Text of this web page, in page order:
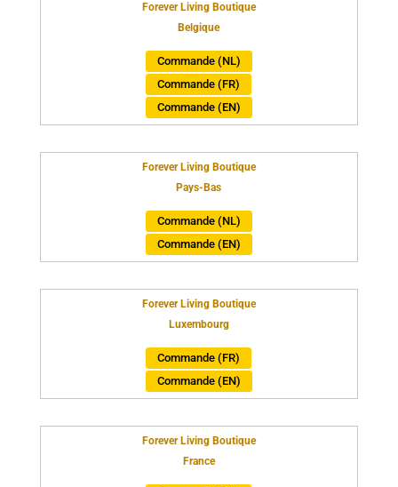
Forever Living Boutique
Belgique
Commande (NL)
Commande (FR)
Commande (EN)
Forever Living Boutique
Pays-Bas
Commande (NL)
Commande (EN)
Forever Living Boutique
Luxembourg
Commande (FR)
Commande (EN)
Forever Living Boutique
France